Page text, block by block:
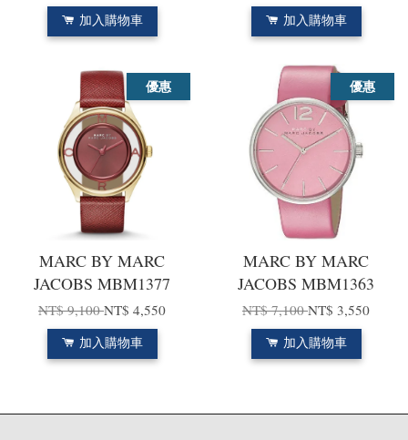
加入購物車 加入購物車
優惠
MARC BY MARC
JACOBS MBM1377
NT$ 9,100NT$ 4,550
加入購物車
優惠
MARC BY MARC
JACOBS MBM1363
NT$ 7,100NT$ 3,550
加入購物車